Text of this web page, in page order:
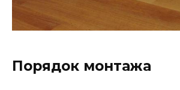
Порядок монтажа